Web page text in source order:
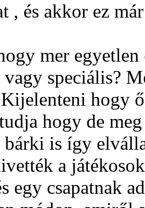
, és akkor ez
mer
speciális?
hogy
hogy de
bárki is így
a
egy csapatnak